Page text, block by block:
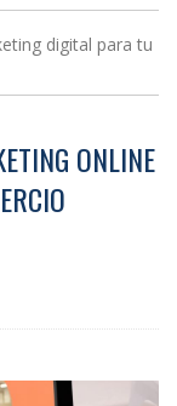
digital para tu
ONLINE